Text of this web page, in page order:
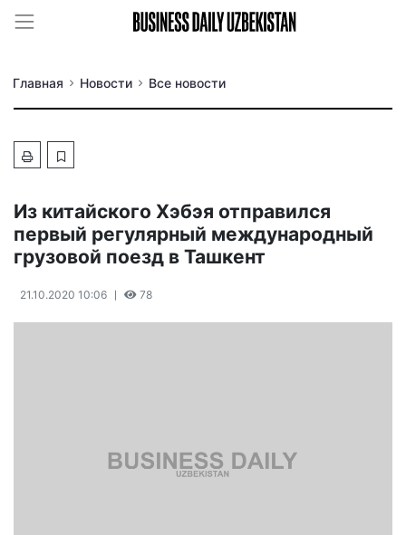
Главная Новости Все новости
Из китайского Хэбэя отправился
первый регулярный международный
грузовой поезд в Ташкент
21.10.2020 10:06 78